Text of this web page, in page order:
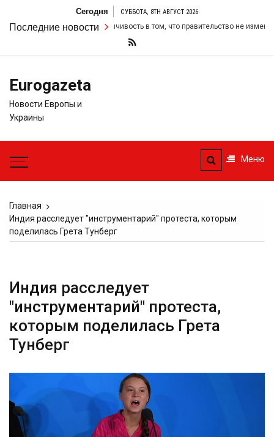
содержимому
Сегодня СУББОТА, 8TH АВГУСТ 2026
Последние новости
удвоил свою настойчивость в том, что правительство не изменит
Eurogazeta
Новости Европы и
Украины
Меню
Главная
Индия расследует "инструментарий" протеста, которым
поделилась Грета Тунберг
Индия расследует
"инструментарий" протеста,
которым поделилась Грета
Тунберг